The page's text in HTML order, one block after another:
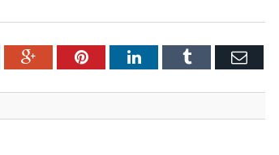
Google+PinterestLinkedInTumblr Email